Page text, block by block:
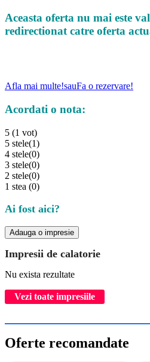
Aceasta oferta nu mai este
redirectionat catre oferta
Afla mai multe!sauFa o rezervare!
Acordati o nota:
5 (1 vot)
5 stele(1)
4 stele(0)
3 stele(0)
2 stele(0)
1 stea (0)
Ai fost aici?
Adauga o impresie
Impresii de calatorie
Nu exista rezultate
Vezi toate impresiile
Oferte recomandate